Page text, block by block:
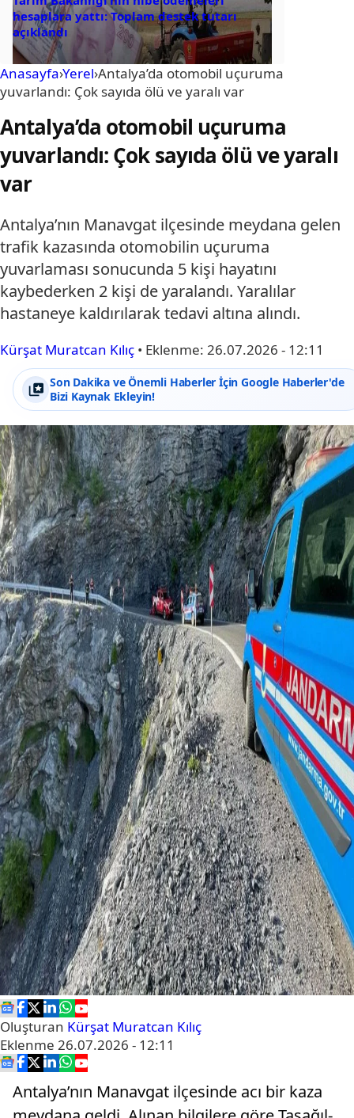
hesaplara yattı: Toplam destek tutarı
açıklandı
Anasayfa›Yerel›Antalya’da otomobil uçuruma
yuvarlandı: Çok sayıda ölü ve yaralı var
Antalya’da otomobil uçuruma
yuvarlandı: Çok sayıda ölü ve yaralı
var
Antalya’nın Manavgat ilçesinde meydana gelen
trafik kazasında otomobilin uçuruma
yuvarlaması sonucunda 5 kişi hayatını
kaybederken 2 kişi de yaralandı. Yaralılar
hastaneye kaldırılarak tedavi altına alındı.
Kürşat Muratcan Kılıç • Eklenme: 26.07.2026 - 12:11
Son Dakika ve Önemli Haberler İçin Google Haberler'de
Bizi Kaynak Ekleyin!
Oluşturan Kürşat Muratcan Kılıç
Eklenme 26.07.2026 - 12:11
Antalya’nın Manavgat ilçesinde acı bir kaza